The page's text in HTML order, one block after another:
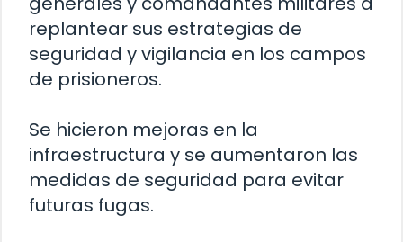
replantear sus estrategias de
seguridad y vigilancia en los campos
de prisioneros.
Se hicieron mejoras en la
infraestructura y se aumentaron las
medidas de seguridad para evitar
futuras fugas.